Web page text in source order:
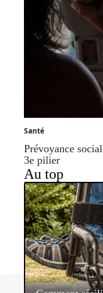
Santé
Prévoyance
3e pilier
Au top
Contact